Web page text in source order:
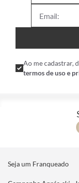
Ao me cadastrar,
termos de uso e
Seja um Franqueado